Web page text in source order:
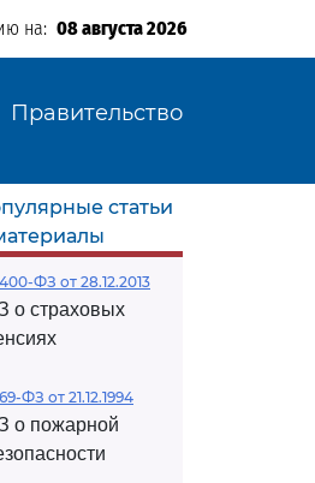
на: 08 августа 2026
Правительство
статьи
ФЗ от 28.12.2013
о страховых
ФЗ от 21.12.1994
о пожарной